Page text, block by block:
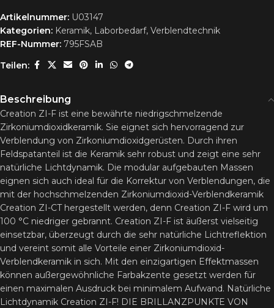
Artikelnummer: U03147
Kategorien: Keramik, Laborbedarf, Verblendtechnik
REF-Nummer: 795FSAB
Teilen:
Beschreibung
Creation ZI-F ist eine bewährte niedrigschmelzende
Zirkoniumdioxidkeramik. Sie eignet sich hervorragend zur
Verblendung von Zirkoniumdioxidgerüsten. Durch ihren
Feldspatanteil ist die Keramik sehr robust und zeigt eine sehr
natürliche Lichtdynamik. Die modular aufgebauten Massen
eignen sich auch ideal für die Korrektur von Verblendungen, die
mit der hochschmelzenden Zirkoniumdioxid-Verblendkeramik
Creation ZI-CT hergestellt werden, denn Creation ZI-F wird um
100 °C niedriger gebrannt. Creation ZI-F ist äußerst vielseitig
einsetzbar, überzeugt durch die sehr natürliche Lichtreflektion
und vereint somit alle Vorteile einer Zirkoniumdioxid-
Verblendkeramik in sich. Mit den einzigartigen Effektmassen
können außergewöhnliche Farbakzente gesetzt werden für
einen maximalen Ausdruck bei minimalem Aufwand. Natürliche
Lichtdynamik Creation ZI-F! DIE BRILLANZPUNKTE VON